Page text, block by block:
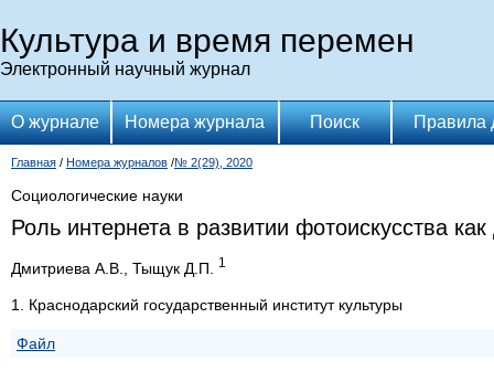
Культура и время перемен
Электронный научный журнал
О журнале Номера журнала Поиск Правила
Главная / Номера журналов /№ 2(29), 2020
Социологические науки
Роль интернета в развитии фотоискусства как
Дмитриева А.В., Тыщук Д.П. 1
1. Краснодарский государственный институт культуры
Файл